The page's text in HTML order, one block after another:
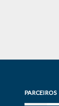
PARCEIROS